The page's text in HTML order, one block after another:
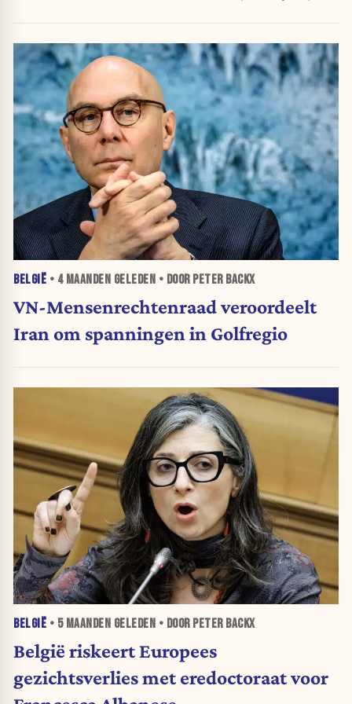
BELGIË • 4 MAANDEN GELEDEN • DOOR PETER BACKX
VN-Mensenrechtenraad veroordeelt
Iran om spanningen in Golfregio
BELGIË • 5 MAANDEN GELEDEN • DOOR PETER BACKX
België riskeert Europees
gezichtsverlies met eredoctoraat voor